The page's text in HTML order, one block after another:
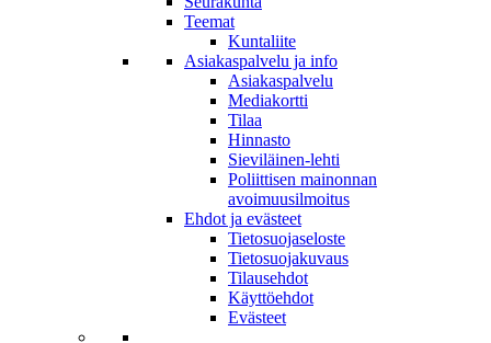
Teemat
Kuntaliite
Asiakaspalvelu ja info
Asiakaspalvelu
Mediakortti
Tilaa
Hinnasto
Sieviläinen-lehti
Poliittisen mainonnan
avoimuusilmoitus
Ehdot ja evästeet
Tietosuojaseloste
Tietosuojakuvaus
Tilausehdot
Käyttöehdot
Evästeet